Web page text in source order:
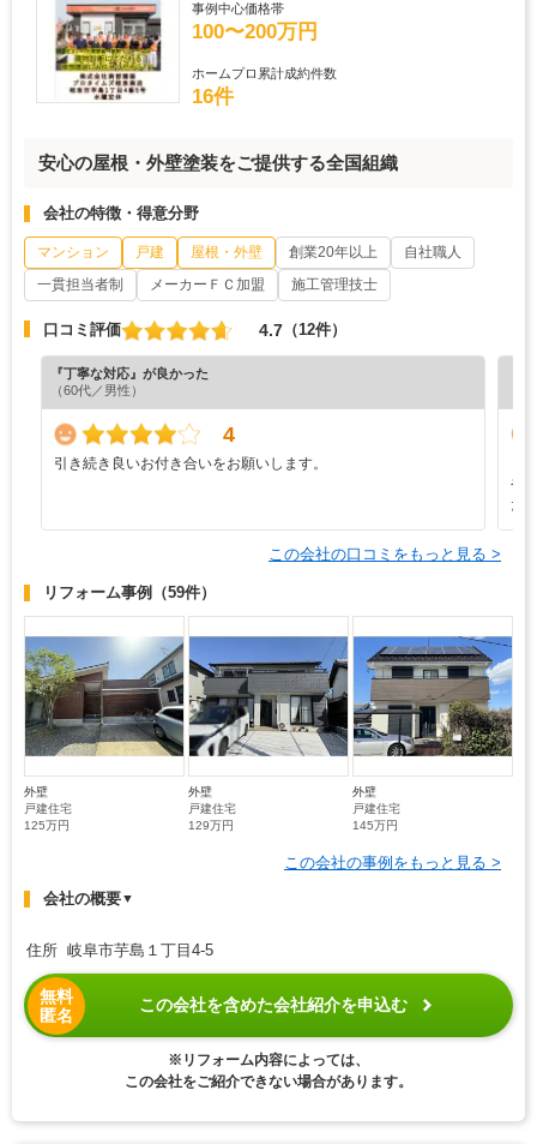
事例中心価格帯
100〜200万円
ホームプロ累計成約件数
16件
安心の屋根・外壁塗装をご提供する全国組織
会社の特徴・得意分野
マンション 戸建 屋根・外壁 創業20年以上
自社職人
一貫担当者制
メーカーＦＣ加盟 施工管理技士
口コミ評価 4.7 （12件）
『丁寧な対応』が良かった
（60代／男性）
4
引き続き良いお付き合いをお願いします。
や
た
この会社の口コミをもっと見る >
リフォーム事例 （59件）
外壁
戸建住宅
125万円
外壁
戸建住宅
129万円
外壁
戸建住宅
145万円
この会社の事例をもっと見る >
会社の概要▼
住所 岐阜市芋島１丁目4-5
無料
匿名
この会社を含めた会社紹介を申込む
※リフォーム内容によっては、
この会社をご紹介できない場合があります。